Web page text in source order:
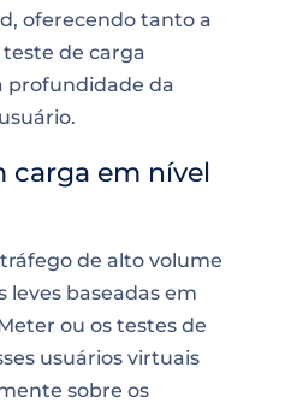
oferecendo tanto a
de carga
profundidade da
carga em nível
de alto volume
baseadas em
ou os testes de
usuários virtuais
sobre os